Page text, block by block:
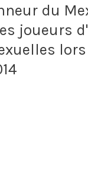
du
joueurs